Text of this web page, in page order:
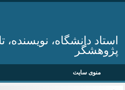
استاد دانشگاه، نویسنده،
پژوهشگر
منوی سایت